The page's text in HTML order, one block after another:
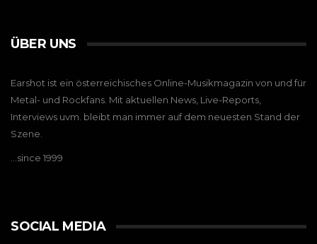
ÜBER UNS
Earshot ist ein österreichisches Online-Musikmagazin von und für
Metal- und Rockfans. Mit aktuellen News, Live-Reports,
Interviews uvm. bleibt man immer auf dem neuesten Stand der
Szene.
…since 1999
SOCIAL MEDIA